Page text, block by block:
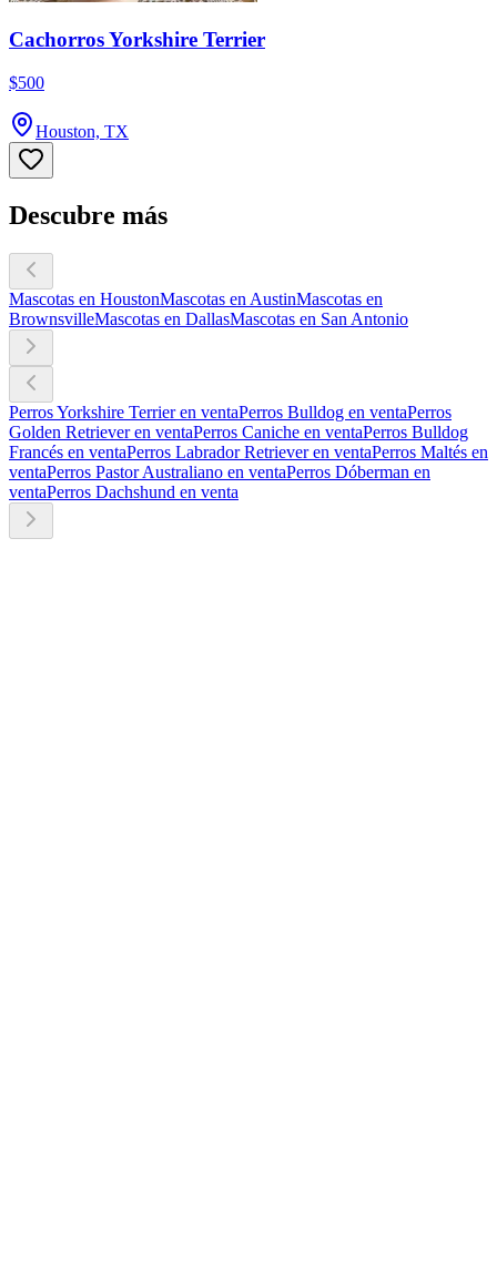
Cachorros Yorkshire Terrier
$500
Houston, TX
Descubre más
Mascotas en HoustonMascotas en AustinMascotas en
BrownsvilleMascotas en DallasMascotas en San Antonio
Perros Yorkshire Terrier en ventaPerros Bulldog en ventaPerros
Golden Retriever en ventaPerros Caniche en ventaPerros Bulldog
Francés en ventaPerros Labrador Retriever en ventaPerros Maltés en
ventaPerros Pastor Australiano en ventaPerros Dóberman en
ventaPerros Dachshund en venta